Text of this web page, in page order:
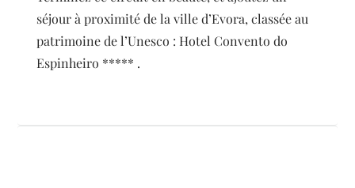
séjour à proximité de la ville d’Evora, classée au
patrimoine de l’Unesco : Hotel Convento do
Espinheiro ***** .